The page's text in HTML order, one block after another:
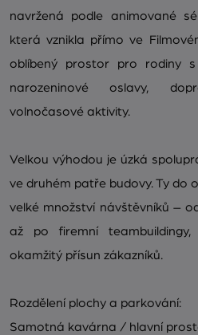
navržená podle animované
která vznikla přímo ve
oblíbený prostor pro rodiny
narozeninové oslavy,
volnočasové aktivity.
Velkou výhodou je úzká
ve druhém patře budovy. Ty do
velké množství návštěvníků –
až po firemní
okamžitý přísun zákazníků.
Rozdělení plochy a parkování:
Samotná kavárna / hlavní